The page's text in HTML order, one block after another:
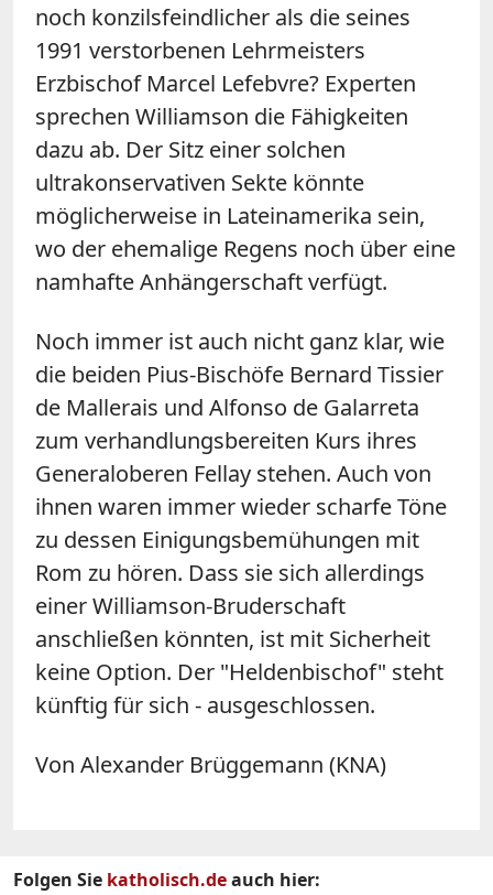
noch konzilsfeindlicher als die seines
1991 verstorbenen Lehrmeisters
Erzbischof Marcel Lefebvre? Experten
sprechen Williamson die Fähigkeiten
dazu ab. Der Sitz einer solchen
ultrakonservativen Sekte könnte
möglicherweise in Lateinamerika sein,
wo der ehemalige Regens noch über eine
namhafte Anhängerschaft verfügt.
Noch immer ist auch nicht ganz klar, wie
die beiden Pius-Bischöfe Bernard Tissier
de Mallerais und Alfonso de Galarreta
zum verhandlungsbereiten Kurs ihres
Generaloberen Fellay stehen. Auch von
ihnen waren immer wieder scharfe Töne
zu dessen Einigungsbemühungen mit
Rom zu hören. Dass sie sich allerdings
einer Williamson-Bruderschaft
anschließen könnten, ist mit Sicherheit
keine Option. Der "Heldenbischof" steht
künftig für sich - ausgeschlossen.
Von Alexander Brüggemann (KNA)
Folgen Sie katholisch.deauch hier: